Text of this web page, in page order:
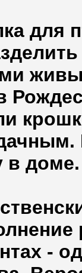
для
в доме.
-